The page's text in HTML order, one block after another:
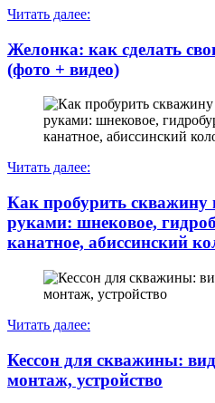
Читать далее:
Желонка: как сделать
(фото + видео)
Читать далее:
Как пробурить скважину
руками: шнековое,
канатное, абиссинский
Читать далее:
Кессон для скважины:
монтаж, устройство